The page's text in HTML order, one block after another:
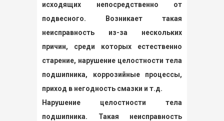
исходящих непосредственно от
подвесного. Возникает такая
неисправность из-за нескольких
причин, среди которых естественно
старение, нарушение целостности тела
подшипника, коррозийные процессы,
приход в негодность смазки и т.д.
Нарушение целостности тела
подшипника. Такая неисправность